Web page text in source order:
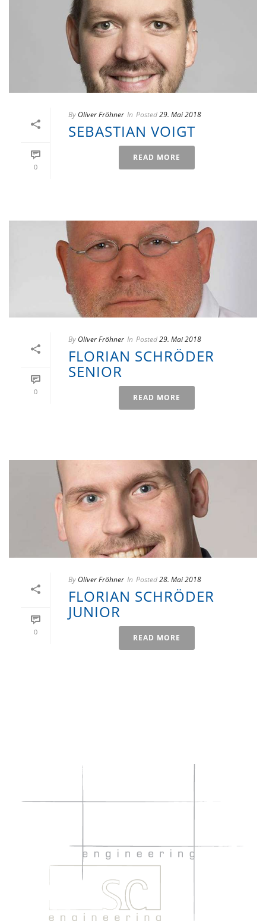
0
By Oliver Fröhner In Posted29. Mai 2018
SEBASTIAN VOIGT
READ MORE
0
By Oliver Fröhner In Posted29. Mai 2018
FLORIAN SCHRÖDER
SENIOR
READ MORE
0
By Oliver Fröhner In Posted28. Mai 2018
FLORIAN SCHRÖDER
JUNIOR
READ MORE